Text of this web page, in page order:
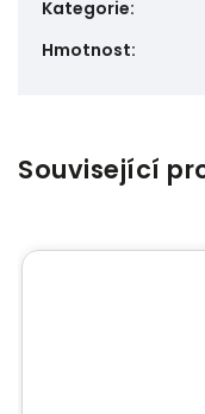
Kategorie:
Hmotnost:
Související